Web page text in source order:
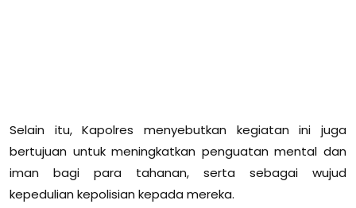
Selain itu, Kapolres menyebutkan kegiatan ini juga
bertujuan untuk meningkatkan penguatan mental dan
iman bagi para tahanan, serta sebagai wujud
kepedulian kepolisian kepada mereka.